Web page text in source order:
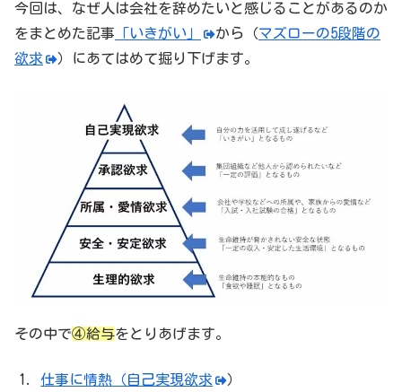
今回は、なぜ人は会社を辞めたいと感じることがあるのか
をまとめた記事 「いきがい」 から（マズローの5段階の
欲求
）にあてはめて掘り下げます。
その中で④給与をとりあげます。
仕事に情熱（自己実現欲求
）